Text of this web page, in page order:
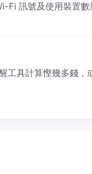
Fi 訊號及使用裝置
具計算慳幾多錢